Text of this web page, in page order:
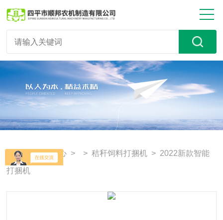
首页 >产品中心 > >秸秆饲料打捆机 > 2022新款智能
打捆机